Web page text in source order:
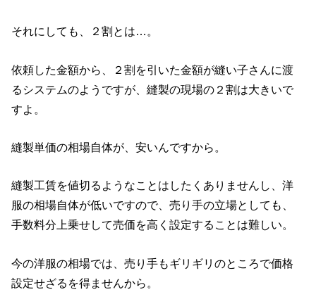
それにしても、２割とは…。
依頼した金額から、２割を引いた金額が縫い子さんに渡
るシステムのようですが、縫製の現場の２割は大きいで
すよ。
縫製単価の相場自体が、安いんですから。
縫製工賃を値切るようなことはしたくありませんし、洋
服の相場自体が低いですので、売り手の立場としても、
手数料分上乗せして売価を高く設定することは難しい。
今の洋服の相場では、売り手もギリギリのところで価格
設定せざるを得ませんから。